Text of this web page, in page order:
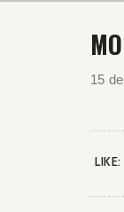
15
LIKE: